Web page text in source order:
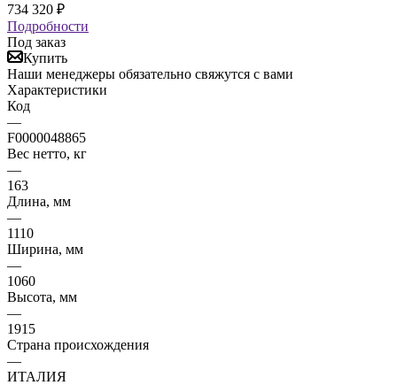
734 320 ₽
Подробности
Под заказ
Купить
Наши менеджеры обязательно свяжутся с вами
Характеристики
Код
—
F0000048865
Вес нетто, кг
—
163
Длина, мм
—
1110
Ширина, мм
—
1060
Высота, мм
—
1915
Страна происхождения
—
ИТАЛИЯ